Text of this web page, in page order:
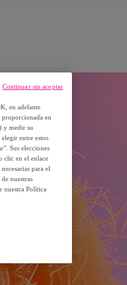
en adelante
proporcionada en
y medir su
entre estos
Sus elecciones
clic en el enlace
para el
nuestras
nuestra Política
Continuar sin aceptar